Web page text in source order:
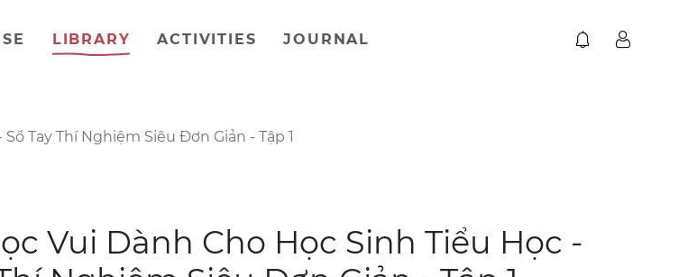
LIBRARY ACTIVITIES JOURNAL
Tay Thí Nghiệm Siêu Đơn Giản - Tập 1
Vui Dành Cho Học Sinh Tiểu Học -